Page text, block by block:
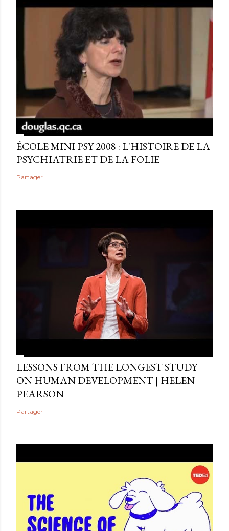
ÉCOLE MINI PSY 2008 : L'HISTOIRE DE LA
PSYCHIATRIE ET DE LA FOLIE
Partager
LESSONS FROM THE LONGEST STUDY
ON HUMAN DEVELOPMENT | HELEN
PEARSON
Partager